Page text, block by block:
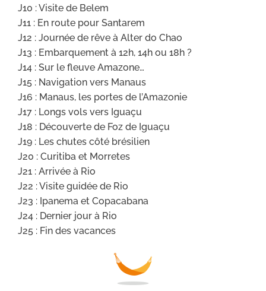
J10 : Visite de Belem
J11 : En route pour Santarem
J12 : Journée de rêve à Alter do Chao
J13 : Embarquement à 12h, 14h ou 18h ?
J14 : Sur le fleuve Amazone…
J15 : Navigation vers Manaus
J16 : Manaus, les portes de l’Amazonie
J17 : Longs vols vers Iguaçu
J18 : Découverte de Foz de Iguaçu
J19 : Les chutes côté brésilien
J20 : Curitiba et Morretes
J21 : Arrivée à Rio
J22 : Visite guidée de Rio
J23 : Ipanema et Copacabana
J24 : Dernier jour à Rio
J25 : Fin des vacances